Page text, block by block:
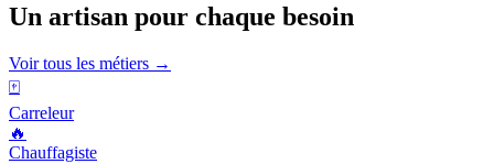
Un artisan pour chaque besoin
Voir tous les métiers →
🀄
Carreleur
🔥
Chauffagiste